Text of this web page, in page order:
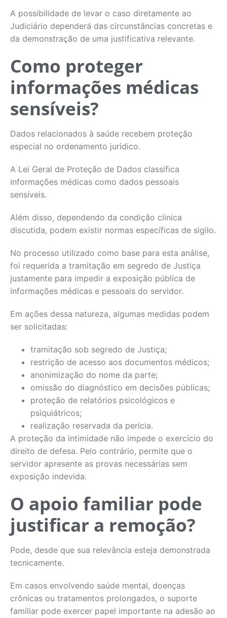
A possibilidade de levar o caso diretamente ao
Judiciário dependerá das circunstâncias concretas e
da demonstração de uma justificativa relevante.
Como proteger
informações médicas
sensíveis?
Dados relacionados à saúde recebem proteção
especial no ordenamento jurídico.
A Lei Geral de Proteção de Dados classifica
informações médicas como dados pessoais
sensíveis.
Além disso, dependendo da condição clínica
discutida, podem existir normas específicas de sigilo.
No processo utilizado como base para esta análise,
foi requerida a tramitação em segredo de Justiça
justamente para impedir a exposição pública de
informações médicas e pessoais do servidor.
Em ações dessa natureza, algumas medidas podem
ser solicitadas:
tramitação sob segredo de Justiça;
restrição de acesso aos documentos médicos;
anonimização do nome da parte;
omissão do diagnóstico em decisões públicas;
proteção de relatórios psicológicos e
psiquiátricos;
realização reservada da perícia.
A proteção da intimidade não impede o exercício do
direito de defesa. Pelo contrário, permite que o
servidor apresente as provas necessárias sem
exposição indevida.
O apoio familiar pode
justificar a remoção?
Pode, desde que sua relevância esteja demonstrada
tecnicamente.
Em casos envolvendo saúde mental, doenças
crônicas ou tratamentos prolongados, o suporte
familiar pode exercer papel importante na adesão ao